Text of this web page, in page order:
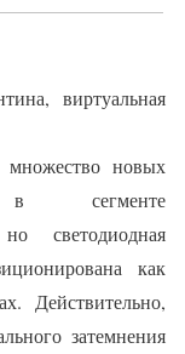
виртуальная
множество новых
в сегменте
светодиодная
как
Действительно,
затемнения